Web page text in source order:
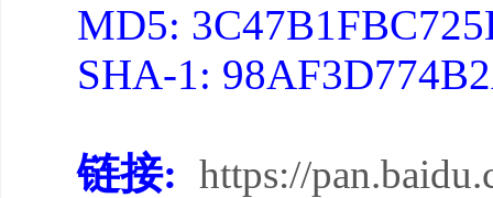
MD5:
SHA-1:
链接: https://